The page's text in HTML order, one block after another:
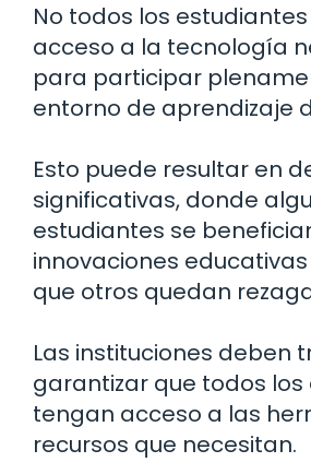
No todos los
acceso a la tecnología
para participar
entorno de aprendizaje
Esto puede resultar en
significativas, donde
estudiantes se
innovaciones
que otros quedan
Las instituciones deben
garantizar que todos
tengan acceso a las
recursos que necesitan.